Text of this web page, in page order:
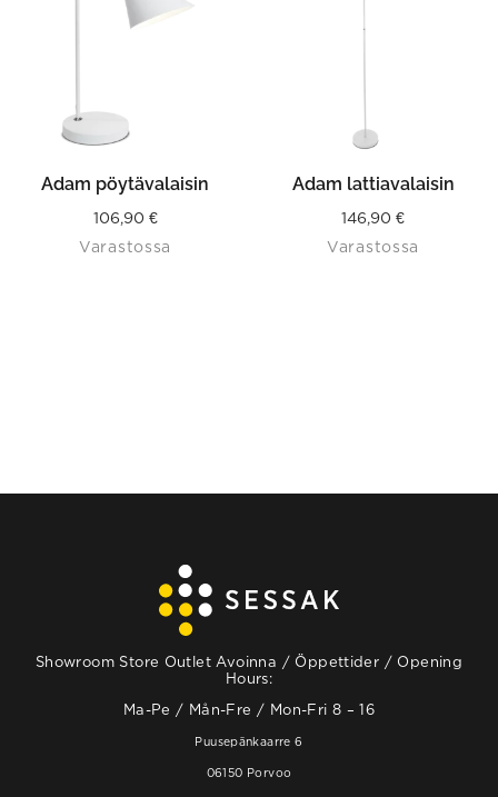
Adam pöytävalaisin
106,90 €
Varastossa
Adam lattiavalaisin
146,90 €
Varastossa
Showroom Store Outlet Avoinna / Öppettider / Opening
Hours:
Ma-Pe / Mån-Fre / Mon-Fri 8 – 16
Puusepänkaarre 6
06150 Porvoo